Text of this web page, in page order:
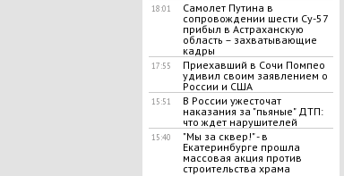
18:01
​Самолет Путина в
сопровождении шести Су-57
прибыл в Астраханскую
область – захватывающие
кадры
17:55
Приехавший в Сочи Помпео
удивил своим заявлением о
России и США
15:51
В России ужесточат
наказания за "пьяные" ДТП:
что ждет нарушителей
15:40
"Мы за сквер!" - в
Екатеринбурге прошла
массовая акция против
строительства храма